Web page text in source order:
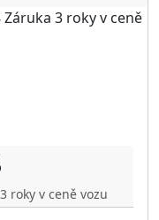
roky v ceně vozu